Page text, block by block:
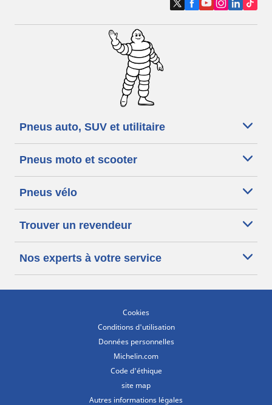
Pneus auto, SUV et utilitaire
Pneus moto et scooter
Pneus vélo
Trouver un revendeur
Nos experts à votre service
Cookies
Conditions d'utilisation
Données personnelles
Michelin.com
Code d'éthique
site map
Autres informations légales